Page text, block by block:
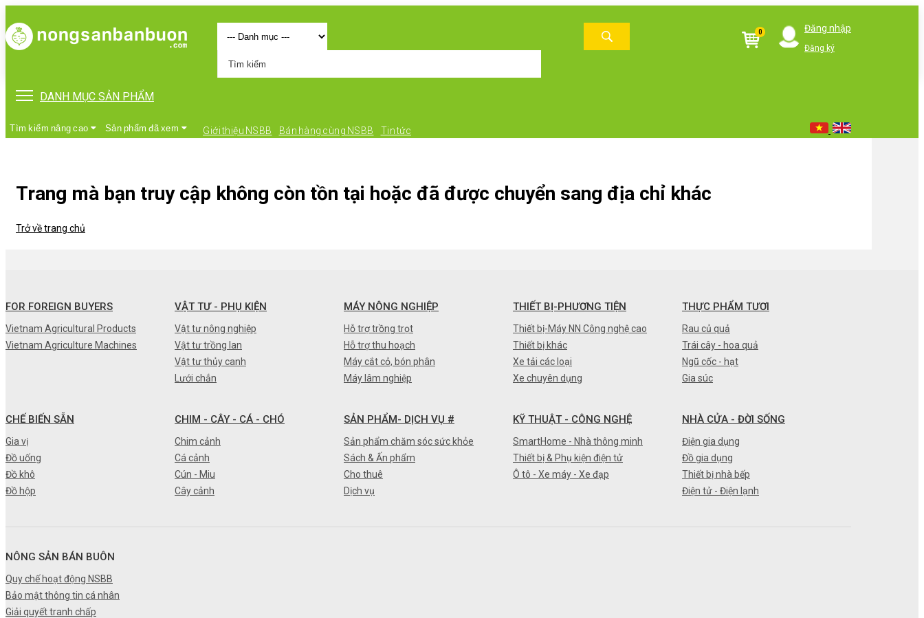
0 Đăng nhập
Đăng ký
DANH MỤC SẢN PHẨM
Tìm kiếm nâng cao Sản phẩm đã xem Giới thiệu NSBB Bán hàng cùng NSBB Tin tức
•
• Máy nông nghiệp
• Thiết bị-Phương tiện
•
• Sản phẩm- Dịch vụ #
• Kỹ thuật - Công nghệ
Trang mà bạn truy cập không còn tồn tại hoặc đã được chuyển sang địa chỉ khác
Trở về trang chủ
FOR FOREIGN BUYERS
Vietnam Agricultural Products
Vietnam Agriculture Machines
VẬT TƯ - PHỤ KIỆN
Vật tư nông nghiệp
Vật tư trồng lan
Vật tư thủy canh
Lưới chắn
MÁY NÔNG NGHIỆP
Hỗ trợ trồng trọt
Hỗ trợ thu hoạch
Máy cắt cỏ, bón phân
Máy lâm nghiệp
THIẾT BỊ-PHƯƠNG TIỆN
Thiết bị-Máy NN Công nghệ cao
Thiết bị khác
Xe tải các loại
Xe chuyên dụng
THỰC PHẨM TƯƠI
Rau củ quả
Trái cây - hoa quả
Ngũ cốc - hạt
Gia súc
CHẾ BIẾN SẴN
Gia vị
Đồ uống
Đồ khô
Đồ hộp
CHIM - CÂY - CÁ - CHÓ
Chim cảnh
Cá cảnh
Cún - Miu
Cây cảnh
SẢN PHẨM- DỊCH VỤ #
Sản phẩm chăm sóc sức khỏe
Sách & Ấn phẩm
Cho thuê
Dịch vụ
KỸ THUẬT - CÔNG NGHỆ
SmartHome - Nhà thông minh
Thiết bị & Phụ kiện điện tử
Ô tô - Xe máy - Xe đạp
NHÀ CỬA - ĐỜI SỐNG
Điện gia dụng
Đồ gia dụng
Thiết bị nhà bếp
Điện tử - Điện lạnh
NÔNG SẢN BÁN BUÔN
Quy chế hoạt động NSBB
Bảo mật thông tin cá nhân
Giải quyết tranh chấp